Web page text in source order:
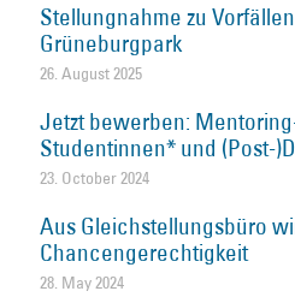
Stellungnahme zu
Grüneburgpark
26. August 2025
Jetzt bewerben:
Studentinnen* und (Post-
23. October 2024
Aus Gleichstellungsbüro
Chancengerechtigkeit
28. May 2024